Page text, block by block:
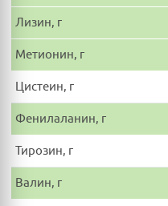
Лизин, г
Метионин, г
Цистеин, г
Фенилаланин, г
Тирозин, г
Валин, г